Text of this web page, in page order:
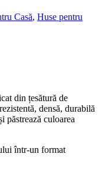
Casă, Huse pentru
din țesătură de
densă, durabilă
păstrează culoarea
într-un format